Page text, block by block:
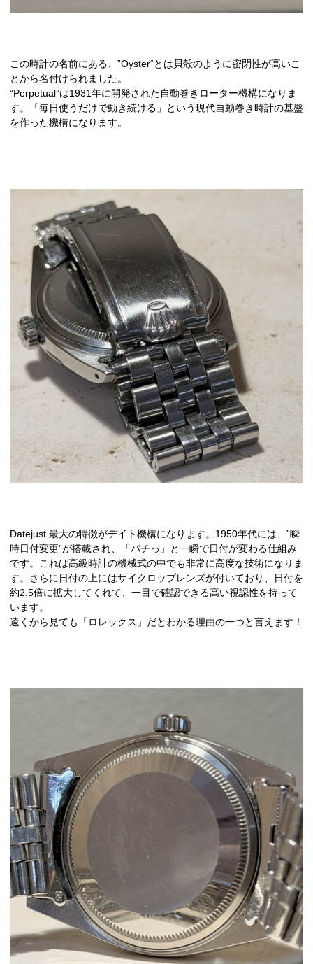
この時計の名前にある、”Oyster“とは貝殻のように密閉性が高いこ
とから名付けられました。
“Perpetual”は1931年に開発された自動巻きローター機構になりま
す。「毎日使うだけで動き続ける」という現代自動巻き時計の基盤
を作った機構になります。
Datejust 最大の特徴がデイト機構になります。1950年代には、”瞬
時日付変更”が搭載され、「パチっ」と一瞬で日付が変わる仕組み
です。これは高級時計の機械式の中でも非常に高度な技術になりま
す。さらに日付の上にはサイクロップレンズが付いており、日付を
約2.5倍に拡大してくれて、一目で確認できる高い視認性を持って
います。
遠くから見ても「ロレックス」だとわかる理由の一つと言えます！